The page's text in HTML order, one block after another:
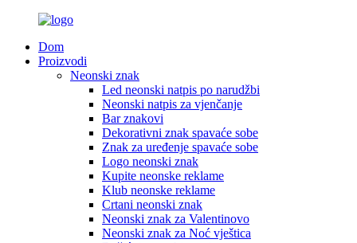
Dom
Proizvodi
Neonski znak
Led neonski natpis po narudžbi
Neonski natpis za vjenčanje
Bar znakovi
Dekorativni znak spavaće sobe
Znak za uređenje spavaće sobe
Logo neonski znak
Kupite neonske reklame
Klub neonske reklame
Crtani neonski znak
Neonski znak za Valentinovo
Neonski znak za Noć vještica